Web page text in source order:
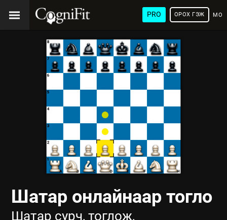
PRO ОРОХ ГЭЖ
Шатар онлайнаар тогло
Шатар сурч, тоглож,